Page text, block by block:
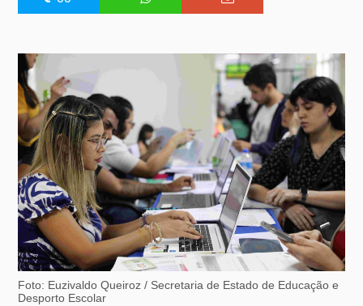
Foto: Euzivaldo Queiroz / Secretaria de Estado de Educação e
Desporto Escolar